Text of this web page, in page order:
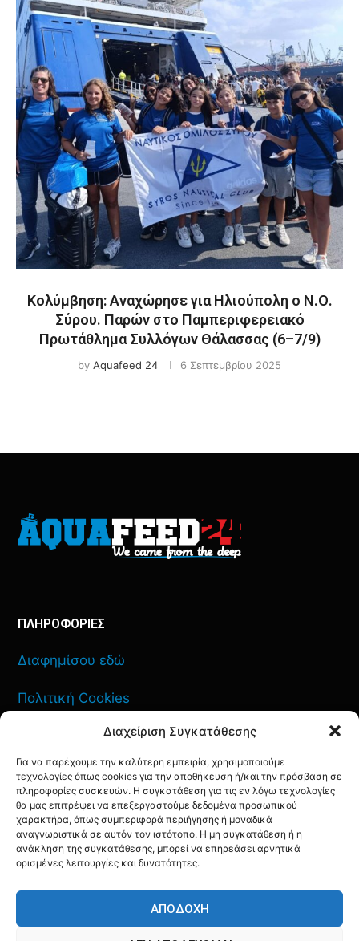
Διαχείριση Συγκατάθεσης
Για να παρέχουμε την καλύτερη εμπειρία, χρησιμοποιούμε
τεχνολογίες όπως cookies για την αποθήκευση ή/και την πρόσβαση σε
πληροφορίες συσκευών. Η συγκατάθεση για τις εν λόγω τεχνολογίες
θα μας επιτρέψει να επεξεργαστούμε δεδομένα προσωπικού
χαρακτήρα, όπως συμπεριφορά περιήγησης ή μοναδικά
αναγνωριστικά σε αυτόν τον ιστότοπο. Η μη συγκατάθεση ή η
ανάκληση της συγκατάθεσης, μπορεί να επηρεάσει αρνητικά
ορισμένες λειτουργίες και δυνατότητες.
ΑΠΟΔΟΧΉ
Κολύμβηση: Αναχώρησε για Ηλιούπολη ο Ν.Ο.
Σύρου. Παρών στο Παμπεριφερειακό
Πρωτάθλημα Συλλόγων Θάλασσας (6–7/9)
by Aquafeed 24 6 Σεπτεμβρίου 2025
ΠΛΗΡΟΦΟΡΙΕΣ
Διαφημίσου εδώ
Πολιτική Cookies
Πολιτική Απορρήτου
ΕΠΙΚΟΙΝΩΝΙΑ
YOUTUBE